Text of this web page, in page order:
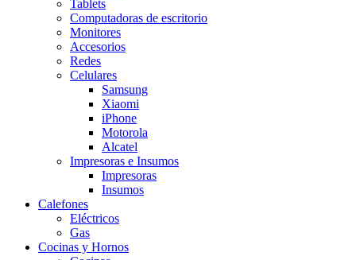
Tablets
Computadoras de escritorio
Monitores
Accesorios
Redes
Celulares
Samsung
Xiaomi
iPhone
Motorola
Alcatel
Impresoras e Insumos
Impresoras
Insumos
Calefones
Eléctricos
Gas
Cocinas y Hornos